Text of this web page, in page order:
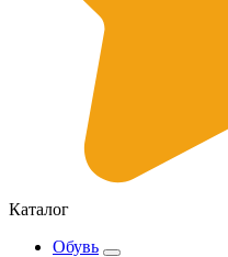
Каталог
Обувь